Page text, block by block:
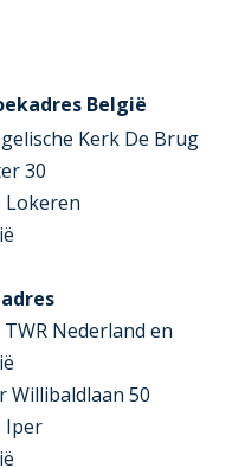
België
Kerk De Brug
30
Lokeren
TWR Nederland en
Willibaldlaan 50
Iper